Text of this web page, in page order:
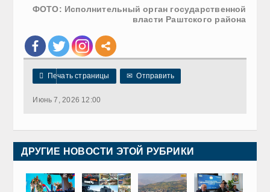
ФОТО: Исполнительный орган государственной
власти Раштского района
 Печать страницы ✉ Отправить
Июнь 7, 2026 12:00
ДРУГИЕ НОВОСТИ ЭТОЙ РУБРИКИ